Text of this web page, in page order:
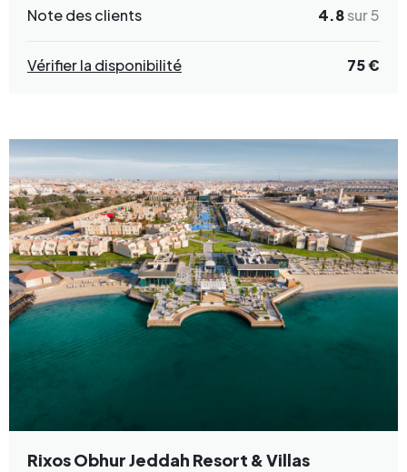
Note des clients 4.8sur 5
Vérifier la disponibilité 75 €
Rixos Obhur Jeddah Resort & Villas